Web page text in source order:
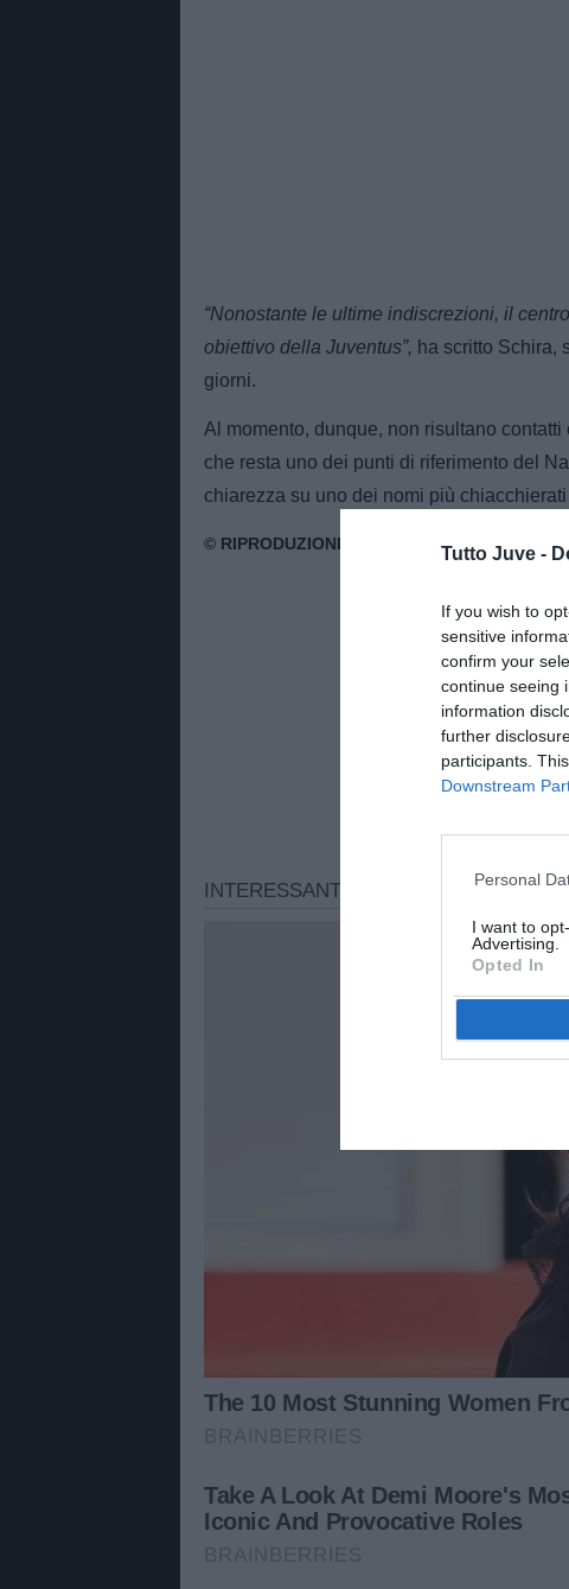
Tutto Juve -
If you wish to
sensitive
confirm your
continue seeing
information
further
participants.
Downstream
Personal
I want to
Advertising.
Opted In
“Nonostante le ultime indiscrezioni, il
obiettivo della Juventus”, ha scritto Schira,
giorni.
Al momento, dunque, non risultano
che resta uno dei punti di riferimento del
chiarezza su uno dei nomi più